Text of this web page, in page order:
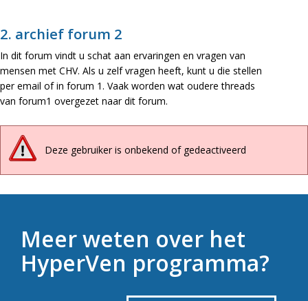
2. archief forum 2
In dit forum vindt u schat aan ervaringen en vragen van
mensen met CHV. Als u zelf vragen heeft, kunt u die stellen
per email of in forum 1. Vaak worden wat oudere threads
van forum1 overgezet naar dit forum.
Deze gebruiker is onbekend of gedeactiveerd
Meer weten over het
HyperVen programma?